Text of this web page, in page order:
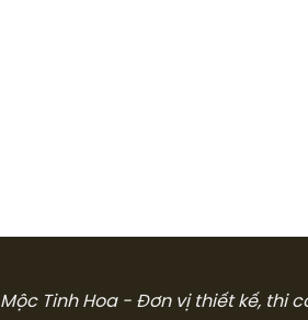
Mộc Tinh Hoa - Đơn vị thiết kế, thi